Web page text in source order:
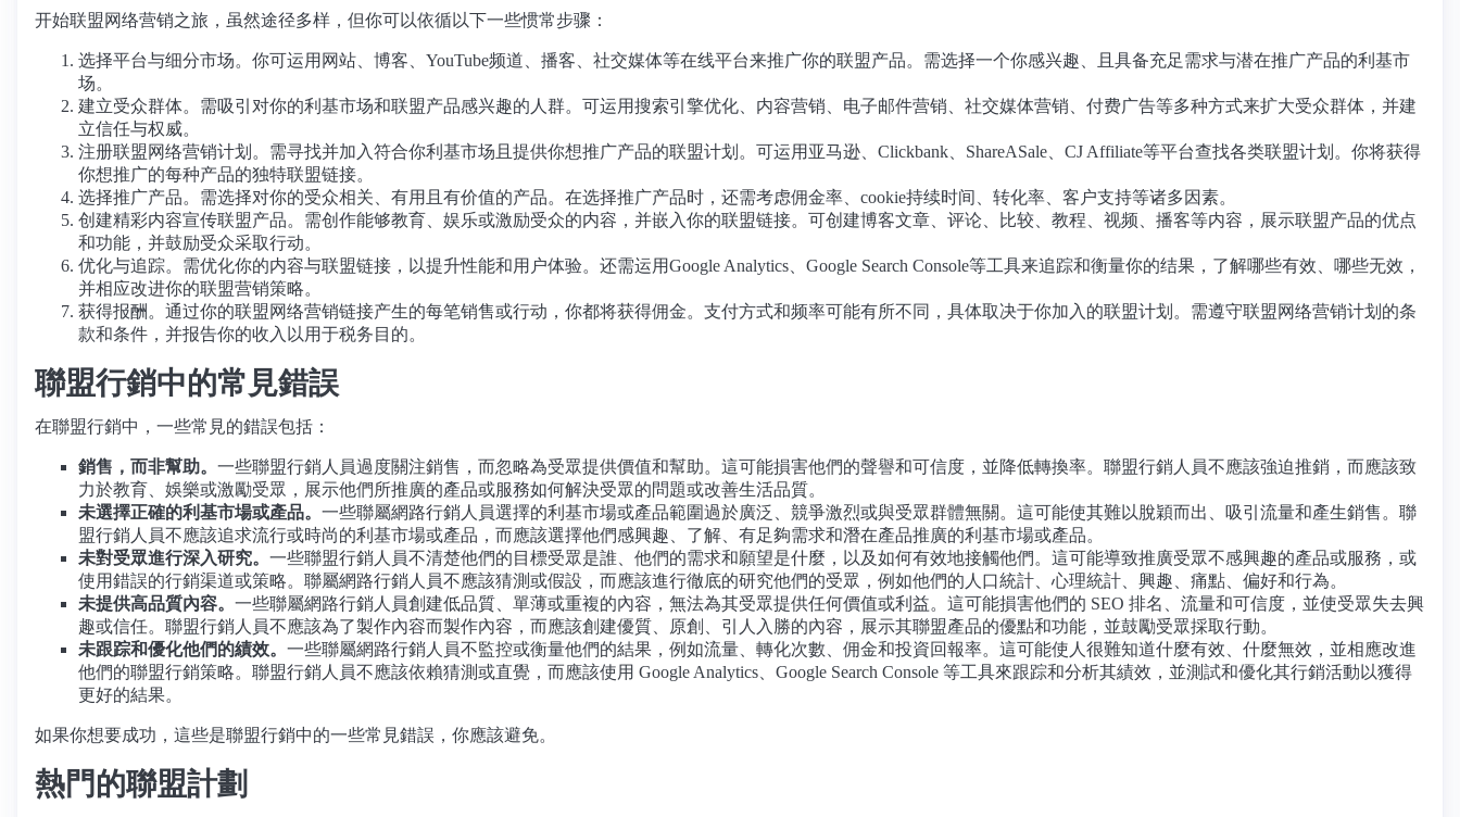
开始联盟网络营销之旅，虽然途径多样，但你可以依循以下一些惯常步骤：
选择平台与细分市场。你可运用网站、博客、YouTube频道、播客、社交媒体等在线平台来推广你的联盟产品。需选择一个你感兴趣、且具备充足需求与潜在推广产品的利基市
场。
建立受众群体。需吸引对你的利基市场和联盟产品感兴趣的人群。可运用搜索引擎优化、内容营销、电子邮件营销、社交媒体营销、付费广告等多种方式来扩大受众群体，并建
立信任与权威。
注册联盟网络营销计划。需寻找并加入符合你利基市场且提供你想推广产品的联盟计划。可运用亚马逊、Clickbank、ShareASale、CJ Affiliate等平台查找各类联盟计划。你将获得
你想推广的每种产品的独特联盟链接。
选择推广产品。需选择对你的受众相关、有用且有价值的产品。在选择推广产品时，还需考虑佣金率、cookie持续时间、转化率、客户支持等诸多因素。
创建精彩内容宣传联盟产品。需创作能够教育、娱乐或激励受众的内容，并嵌入你的联盟链接。可创建博客文章、评论、比较、教程、视频、播客等内容，展示联盟产品的优点
和功能，并鼓励受众采取行动。
优化与追踪。需优化你的内容与联盟链接，以提升性能和用户体验。还需运用Google Analytics、Google Search Console等工具来追踪和衡量你的结果，了解哪些有效、哪些无效，
并相应改进你的联盟营销策略。
获得报酬。通过你的联盟网络营销链接产生的每笔销售或行动，你都将获得佣金。支付方式和频率可能有所不同，具体取决于你加入的联盟计划。需遵守联盟网络营销计划的条
款和条件，并报告你的收入以用于税务目的。
聯盟行銷中的常見錯誤
在聯盟行銷中，一些常見的錯誤包括：
銷售，而非幫助。 一些聯盟行銷人員過度關注銷售，而忽略為受眾提供價值和幫助。這可能損害他們的聲譽和可信度，並降低轉換率。聯盟行銷人員不應該強迫推銷，而應該致
力於教育、娛樂或激勵受眾，展示他們所推廣的產品或服務如何解決受眾的問題或改善生活品質。
未選擇正確的利基市場或產品。 一些聯屬網路行銷人員選擇的利基市場或產品範圍過於廣泛、競爭激烈或與受眾群體無關。這可能使其難以脫穎而出、吸引流量和產生銷售。聯
盟行銷人員不應該追求流行或時尚的利基市場或產品，而應該選擇他們感興趣、了解、有足夠需求和潛在產品推廣的利基市場或產品。
未對受眾進行深入研究。 一些聯盟行銷人員不清楚他們的目標受眾是誰、他們的需求和願望是什麼，以及如何有效地接觸他們。這可能導致推廣受眾不感興趣的產品或服務，或
使用錯誤的行銷渠道或策略。聯屬網路行銷人員不應該猜測或假設，而應該進行徹底的研究他們的受眾，例如他們的人口統計、心理統計、興趣、痛點、偏好和行為。
未提供高品質內容。 一些聯屬網路行銷人員創建低品質、單薄或重複的內容，無法為其受眾提供任何價值或利益。這可能損害他們的 SEO 排名、流量和可信度，並使受眾失去興
趣或信任。聯盟行銷人員不應該為了製作內容而製作內容，而應該創建優質、原創、引人入勝的內容，展示其聯盟產品的優點和功能，並鼓勵受眾採取行動。
未跟踪和優化他們的績效。 一些聯屬網路行銷人員不監控或衡量他們的結果，例如流量、轉化次數、佣金和投資回報率。這可能使人很難知道什麼有效、什麼無效，並相應改進
他們的聯盟行銷策略。聯盟行銷人員不應該依賴猜測或直覺，而應該使用 Google Analytics、Google Search Console 等工具來跟踪和分析其績效，並測試和優化其行銷活動以獲得
更好的結果。
如果你想要成功，這些是聯盟行銷中的一些常見錯誤，你應該避免。
熱門的聯盟計劃